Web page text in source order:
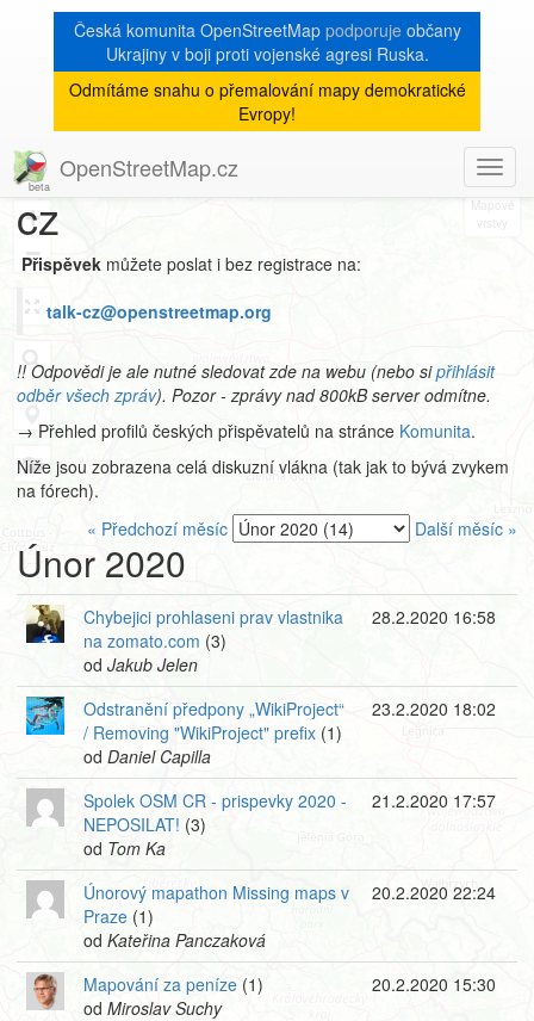
Česká komunita OpenStreetMap podporujeobčany
Ukrajiny v boji proti vojenské agresi Ruska.
Odmítáme snahu o přemalování mapy demokratické
Evropy!
OpenStreetMap.cz
8
+
−
Archiv
mailové konference talk-
cz
Přispěvek můžete poslat i bez registrace na:
talk-cz@openstreetmap.org
!! Odpovědi je ale nutné sledovat zde na webu (nebo sipřihlásit
odběr všech zpráv). Pozor - zprávy nad 800kB server odmítne.
→ Přehled profilů českých přispěvatelů na stránce Komunita.
Níže jsou zobrazena celá diskuzní vlákna (tak jak to bývá zvykem
na fórech).
« Předchozí měsíc
Další měsíc »
Únor 2020
Chybejici prohlaseni prav vlastnika
na zomato.com (3)
od Jakub Jelen
28.2.2020 16:58
Odstranění předpony „WikiProject“
/ Removing "WikiProject" prefix (1)
od Daniel Capilla
23.2.2020 18:02
Spolek OSM CR - prispevky 2020 -
NEPOSILAT! (3)
od Tom Ka
21.2.2020 17:57
Únorový mapathon Missing maps v
Praze (1)
od Kateřina Panczaková
20.2.2020 22:24
Mapování za peníze (1)
od Miroslav Suchy
20.2.2020 15:30